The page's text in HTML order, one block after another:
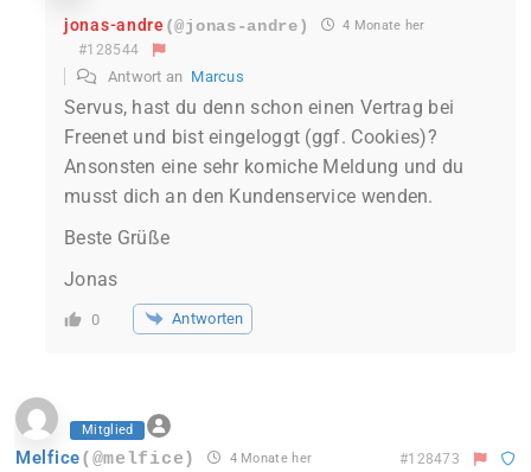
jonas-andre(@jonas-andre) 4 Monate her
#128544
Antwort an Marcus
Servus, hast du denn schon einen Vertrag bei
Freenet und bist eingeloggt (ggf. Cookies)?
Ansonsten eine sehr komiche Meldung und du
musst dich an den Kundenservice wenden.
Beste Grüße
Jonas
0 Antworten
Mitglied
Melfice(@melfice) 4 Monate her #128473